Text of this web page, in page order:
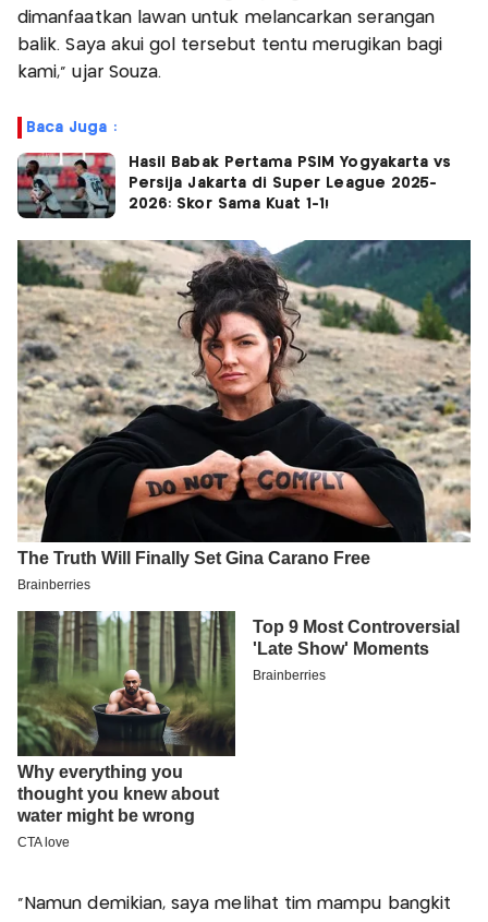
dimanfaatkan lawan untuk melancarkan serangan
balik. Saya akui gol tersebut tentu merugikan bagi
kami," ujar Souza.
Baca Juga :
Hasil Babak Pertama PSIM Yogyakarta vs
Persija Jakarta di Super League 2025-
2026: Skor Sama Kuat 1-1!
"Namun demikian, saya melihat tim mampu bangkit